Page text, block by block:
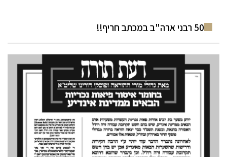
50 רבני ארה"ב במכתב חריף!!